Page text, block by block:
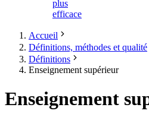
plus
efficace
Accueil
Définitions, méthodes et qualité
Définitions
Enseignement supérieur
Enseignement